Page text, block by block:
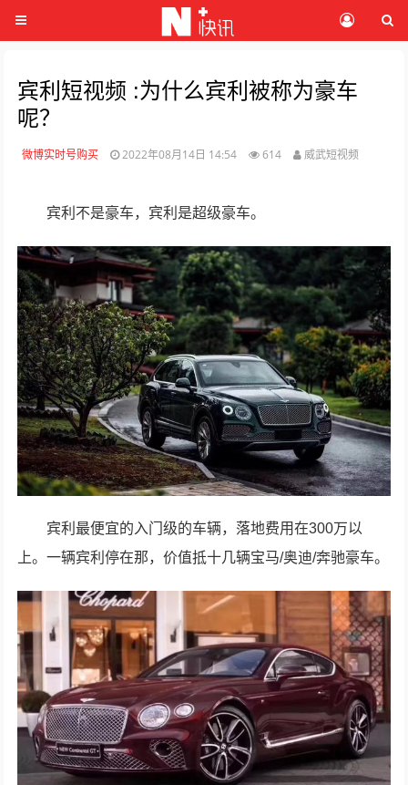
宾利短视频 :为什么宾利被称为豪车
呢？
微博实时号购买 2022年08月14日 14:54 614 威武短视频
宾利不是豪车，宾利是超级豪车。
宾利最便宜的入门级的车辆，落地费用在300万以
上。一辆宾利停在那，价值抵十几辆宝马/奥迪/奔驰豪车。